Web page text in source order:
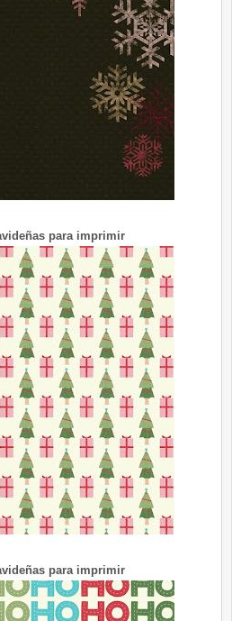
para imprimir
para imprimir